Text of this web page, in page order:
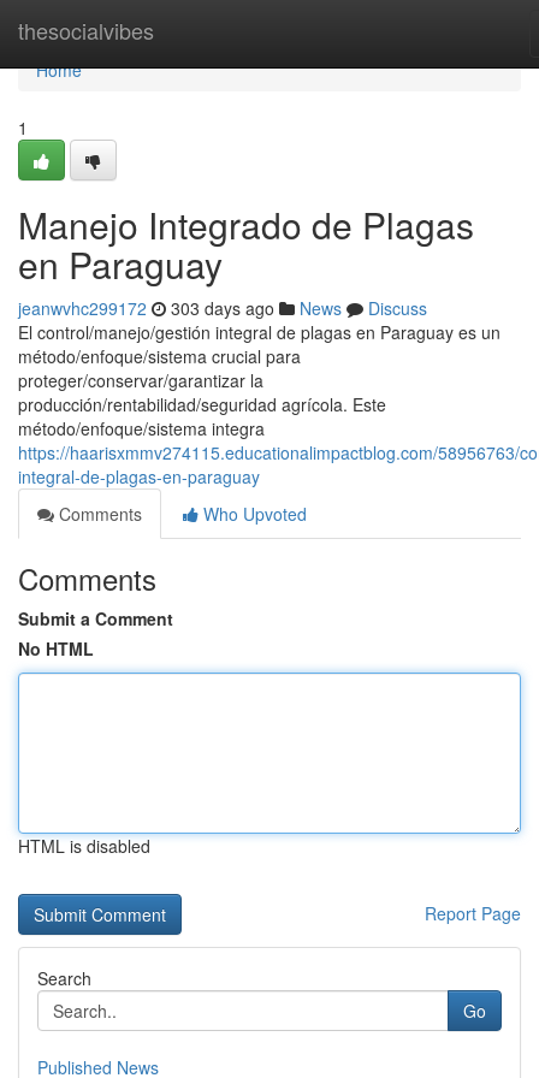
thesocialvibes
Home
Home
1
Manejo Integrado de Plagas
en Paraguay
jeanwvhc299172 303 days ago News
Discuss
El control/manejo/gestión integral de plagas en Paraguay es un
método/enfoque/sistema crucial para
proteger/conservar/garantizar la
producción/rentabilidad/seguridad agrícola. Este
método/enfoque/sistema integra
https://haarisxmmv274115.educationalimpactblog.com/58956763/
integral-de-plagas-en-paraguay
Comments
Who Upvoted
Comments
Submit a Comment
No HTML
HTML is disabled
Report Page
Search
Go
Published News